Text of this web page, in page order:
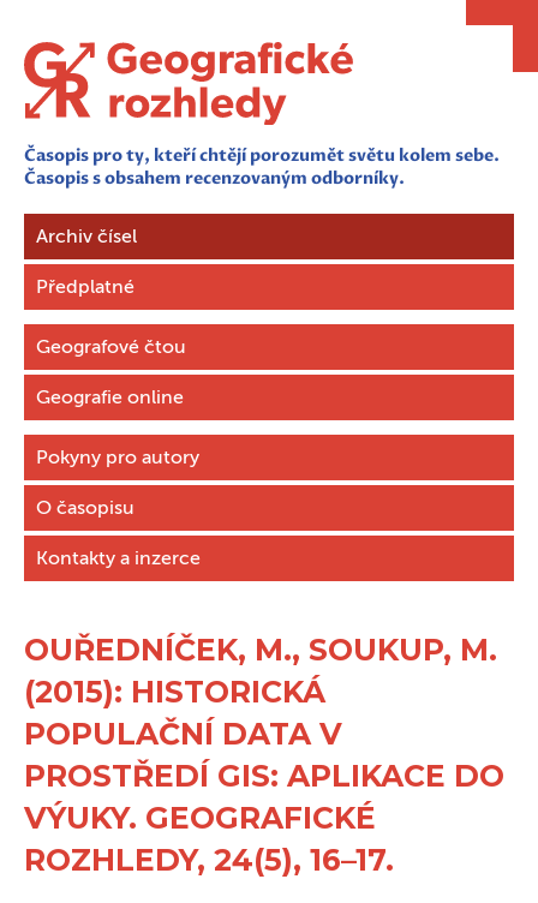
Časopis pro ty, kteří chtějí porozumět světu kolem sebe.
Časopis s obsahem recenzovaným odborníky.
Archiv čísel
Předplatné
Geografové čtou
Geografie online
Pokyny pro autory
O časopisu
Kontakty a inzerce
OUŘEDNÍČEK, M., SOUKUP, M.
(2015): HISTORICKÁ
POPULAČNÍ DATA V
PROSTŘEDÍ GIS: APLIKACE DO
VÝUKY. GEOGRAFICKÉ
ROZHLEDY, 24(5), 16–17.